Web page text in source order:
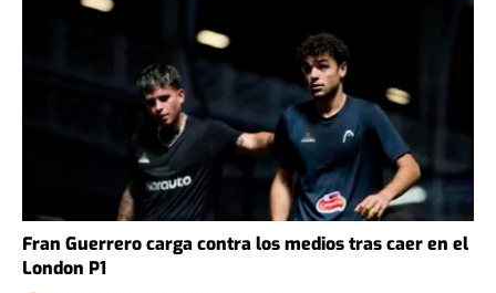
Fran Guerrero carga contra los medios tras caer en el
London P1